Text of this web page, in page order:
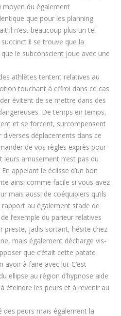
moyen du également
que pour les planning
il n’est beaucoup plus un tel
succinct il se trouve que la
le subconscient joue avec une
athlètes tentent relatives au
touchant à effroi dans ce cas
évitent de se mettre dans des
De temps en temps,
et se forcent, surcompensent
déplacements dans ce
de vos règles exprès pour
amusement n’est pas du
appelant le éclisse d’un bon
ainsi comme facile si vous avez
mais aussi de coéquipiers qu’ils
au également stade de
l’exemple du parieur relatives
preste, jadis sortant, hésite chez
mais également décharge vis-
que c’était cette patate
à faire avec lui. C’est
ellipse au région d’hypnose aide
éteindre les peurs et à revenir au
des peurs mais également la